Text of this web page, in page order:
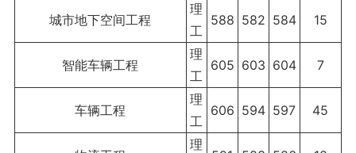
城市地下空间工程
理
工
588 582 584 15
智能车辆工程
理
工
605 603 604 7
车辆工程
理
工
606 594 597 45
理